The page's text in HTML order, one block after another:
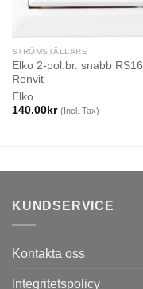
STRÖMSTÄLLARE
Elko 2-pol.br. snabb RS16
Renvit
Elko
140.00kr (Incl. Tax)
KUNDSERVICE
Kontakta oss
Integritetspolicy